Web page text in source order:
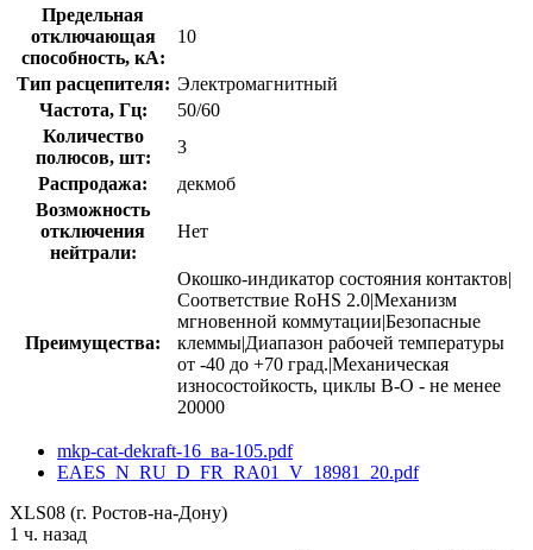
Предельная
отключающая
способность, кA:
10
Тип расцепителя: Электромагнитный
Частота, Гц:
50/60
Количество
полюсов, шт:
3
Распродажа:
декмоб
Возможность
отключения
нейтрали:
Нет
Преимущества:
Окошко-индикатор состояния контактов|
Соответствие RoHS 2.0|Механизм
мгновенной коммутации|Безопасные
клеммы|Диапазон рабочей температуры
от -40 до +70 град.|Механическая
износостойкость, циклы В-О - не менее
20000
mkp-cat-dekraft-16_ва-105.pdf
EAES_N_RU_D_FR_RA01_V_18981_20.pdf
XLS08 (г. Ростов-на-Дону)
1 ч. назад